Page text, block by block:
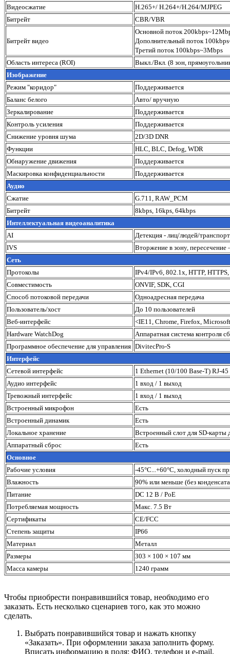
Видеосжатие
H.265+/ H.264+/H.264/MJPEG
Битрейт
CBR/VBR
Битрейт видео
Основной поток
Дополнительный поток
Третий поток 100kbps~3Mbps
Область интереса (ROI)
Выкл./Вкл. (8 зон,
Изображение
Режим "коридор"
Поддерживается
Баланс белого
Авто/ вручную
Зеркалирование
Поддерживается
Контроль усиления
Поддерживается
Снижение уровня шума
2D/3D DNR
Функции
HLC, BLC, Defog, WDR
Обнаружение движения
Поддерживается
Маскировка конфиденциальности
Поддерживается
Аудио
Сжатие
G.711, RAW_PCM
Битрейт
8kbps, 16kps, 64kbps
Интеллектуальная видеоаналитика
AI
Детекция - лиц/людей/
IVS
Вторжение в зону,
Сеть
Протоколы
IPv4/IPv6, 802.1x, HTTP, HTTPS,
Совместимость
ONVIF, SDK, CGI
Способ потоковой передачи
Одноадресная передача
Пользователь/хост
До 10 пользователей
Веб-интерфейс
<IE11, Chrome, Firefox,
Hardware WatchDog
Аппаратная система контроля
Программное обеспечение для управления DivitecPro-S
Интерфейс
Сетевой интерфейс
1 Ethernet (10/100 Base-T) RJ-45
Аудио интерфейс
1 вход / 1 выход
Тревожный интерфейс
1 вход / 1 выход
Встроенный микрофон
Есть
Встроенный динамик
Есть
Локальное хранение
Встроенный слот для SD-карты
Аппаратный сброс
Есть
Основное
Рабочие условия
-45°C...+60°C, холодный пуск
Влажность
90% или меньше (без
Питание
DС 12 В / PoE
Потребляемая мощность
Макс. 7.5 Вт
Сертификаты
CE/FCC
Степень защиты
IP66
Материал
Металл
Размеры
303 × 100 × 107 мм
Масса камеры
1240 грамм
Чтобы приобрести понравившийся товар, необходимо его
заказать. Есть несколько сценариев того, как это можно
сделать.
Выбрать понравившийся товар и нажать кнопку
«Заказать». При оформлении заказа заполнить форму.
Вписать информацию в поля: ФИО, телефон и e-mail.